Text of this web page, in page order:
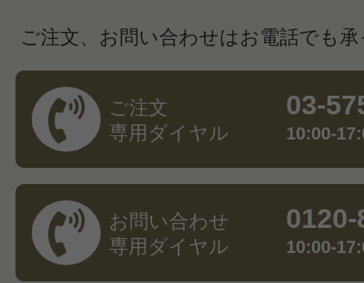
ご注文、お問い合わせはお電話でも
ご注文
専用ダイヤル
03-
10:00-
お問い合わせ
専用ダイヤル
10:00-